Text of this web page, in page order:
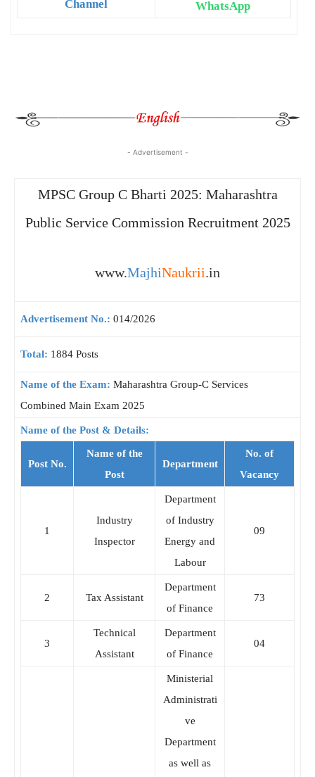
Channel WhatsApp
- Advertisement -
MPSC Group C Bharti 2025: Maharashtra
Public Service Commission Recruitment 2025
www.MajhiNaukrii.in
Advertisement No.: 014/2026
Total: 1884 Posts
Name of the Exam: Maharashtra Group-C Services
Combined Main Exam 2025
Name of the Post & Details:
Post No.
Name of the
Post
Department
No. of
Vacancy
1
Industry
Inspector
Department
of Industry
Energy and
Labour
09
2 Tax Assistant
Department
of Finance
73
3
Technical
Assistant
Department
of Finance
04
Ministerial
Administrati
ve
Department
as well as